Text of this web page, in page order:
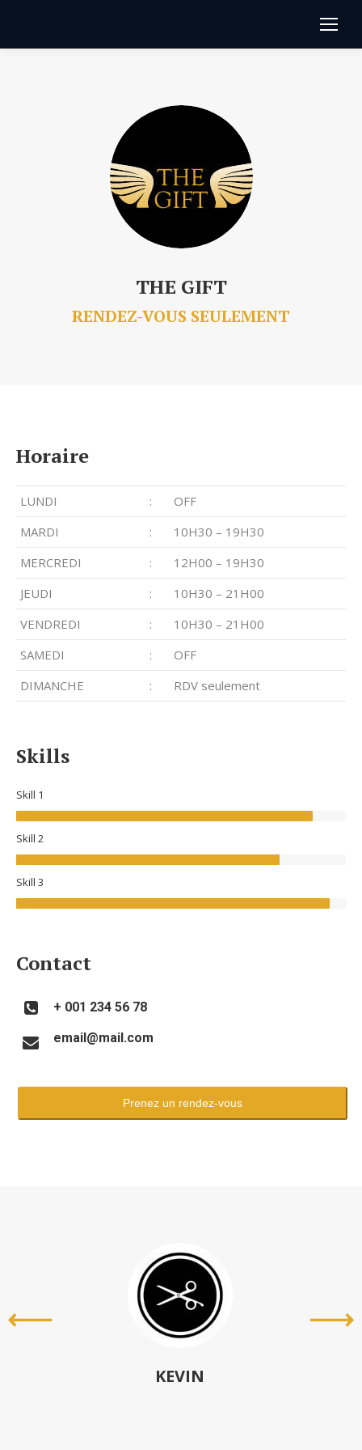
THE GIFT
RENDEZ-VOUS SEULEMENT
Horaire
LUNDI :
OFF
MARDI
:
10H30 – 19H30
MERCREDI
:
12H00 – 19H30
JEUDI
:
10H30 – 21H00
VENDREDI
:
10H30 – 21H00
SAMEDI
:
OFF
DIMANCHE
: RDV seulement
Skills
Skill 1
Skill 2
Skill 3
Contact
+ 001 234 56 78
email@mail.com
Prenez un rendez-vous
KEVIN